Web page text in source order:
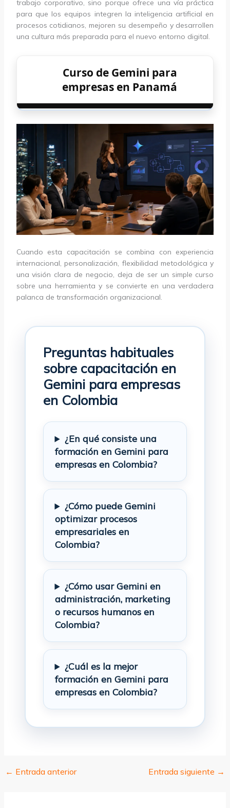
trabajo corporativo, sino porque ofrece una vía práctica
para que los equipos integren la inteligencia artificial en
procesos cotidianos, mejoren su desempeño y desarrollen
una cultura más preparada para el nuevo entorno digital.
Curso de Gemini para
empresas en Panamá
Cuando esta capacitación se combina con experiencia
internacional, personalización, flexibilidad metodológica y
una visión clara de negocio, deja de ser un simple curso
sobre una herramienta y se convierte en una verdadera
palanca de transformación organizacional.
Preguntas habituales
sobre capacitación en
Gemini para empresas
en Colombia
¿En qué consiste una
formación en Gemini para
empresas en Colombia?
¿Cómo puede Gemini
optimizar procesos
empresariales en
Colombia?
¿Cómo usar Gemini en
administración, marketing
o recursos humanos en
Colombia?
¿Cuál es la mejor
formación en Gemini para
empresas en Colombia?
← Entrada anterior Entrada siguiente →